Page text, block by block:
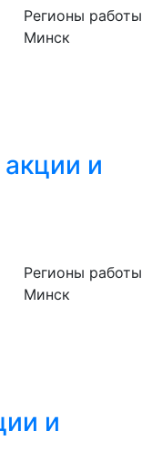
Регионы работы
Минск
и
Регионы работы
Минск
и